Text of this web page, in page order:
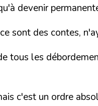
devenir
sont des contes,
tous les
c'est un ordre